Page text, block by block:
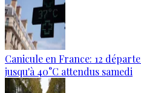
Canicule en France: 12
jusqu'à 40°C attendus samedi